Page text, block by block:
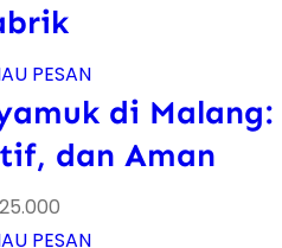
PESAN
di Malang:
dan Aman
25.000
PESAN